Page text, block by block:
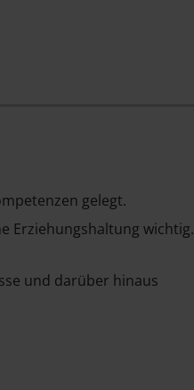
gelegt.
Erziehungshaltung wichtig.
und darüber hinaus